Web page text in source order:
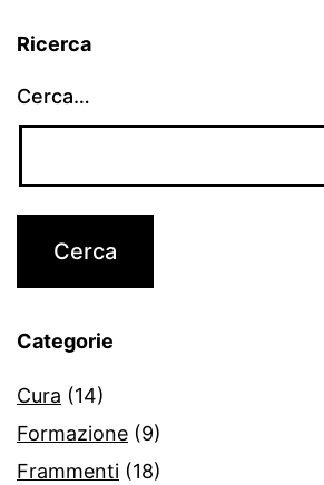
Ricerca
Cerca…
Categorie
Cura (14)
Formazione (9)
Frammenti (18)